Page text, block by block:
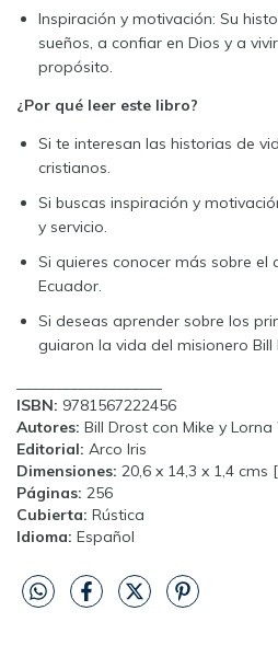
Inspiración y motivación: Su
sueños, a confiar en Dios y a
propósito.
¿Por qué leer este libro?
Si te interesan las historias de
cristianos.
Si buscas inspiración y
y servicio.
Si quieres conocer más sobre el
Ecuador.
Si deseas aprender sobre los
guiaron la vida del misionero Bill
ISBN: 9781567222456
Autores: Bill Drost con Mike y
Editorial: Arco Iris
Dimensiones: 20,6 x 14,3 x 1,4 cms
Páginas: 256
Cubierta: Rústica
Idioma: Español